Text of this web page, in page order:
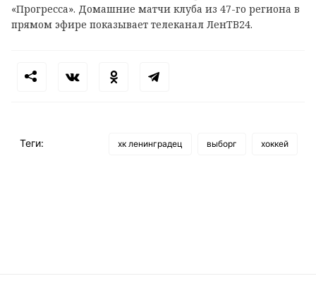
«Прогресса». Домашние матчи клуба из 47-го региона в
прямом эфире показывает телеканал ЛенТВ24.
Теги: хк ленинградец выборг хоккей